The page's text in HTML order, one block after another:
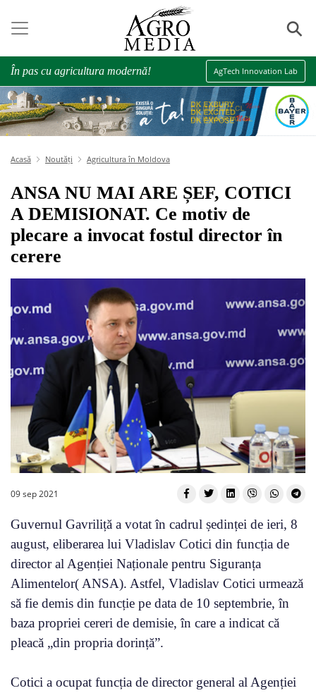
⚲
În pas cu agricultura modernă! AgTech Innovation Lab
Acasă Noutăți Agricultura în Moldova
ANSA NU MAI ARE ȘEF, COTICI
A DEMISIONAT. Ce motiv de
plecare a invocat fostul director în
cerere
09 sep 2021
Guvernul Gavriliță a votat în cadrul ședinței de ieri, 8
august, eliberarea lui Vladislav Cotici din funcția de
director al Agenției Naționale pentru Siguranța
Alimentelor( ANSA). Astfel, Vladislav Cotici urmează
să fie demis din funcție pe data de 10 septembrie, în
baza propriei cereri de demisie, în care a indicat că
pleacă „din propria dorință”.
Cotici a ocupat funcția de director general al Agenției